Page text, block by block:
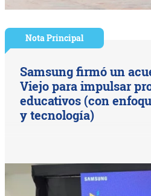
Nota Principal
Samsung firmó un
Viejo para impulsar
educativos (con
y tecnología)